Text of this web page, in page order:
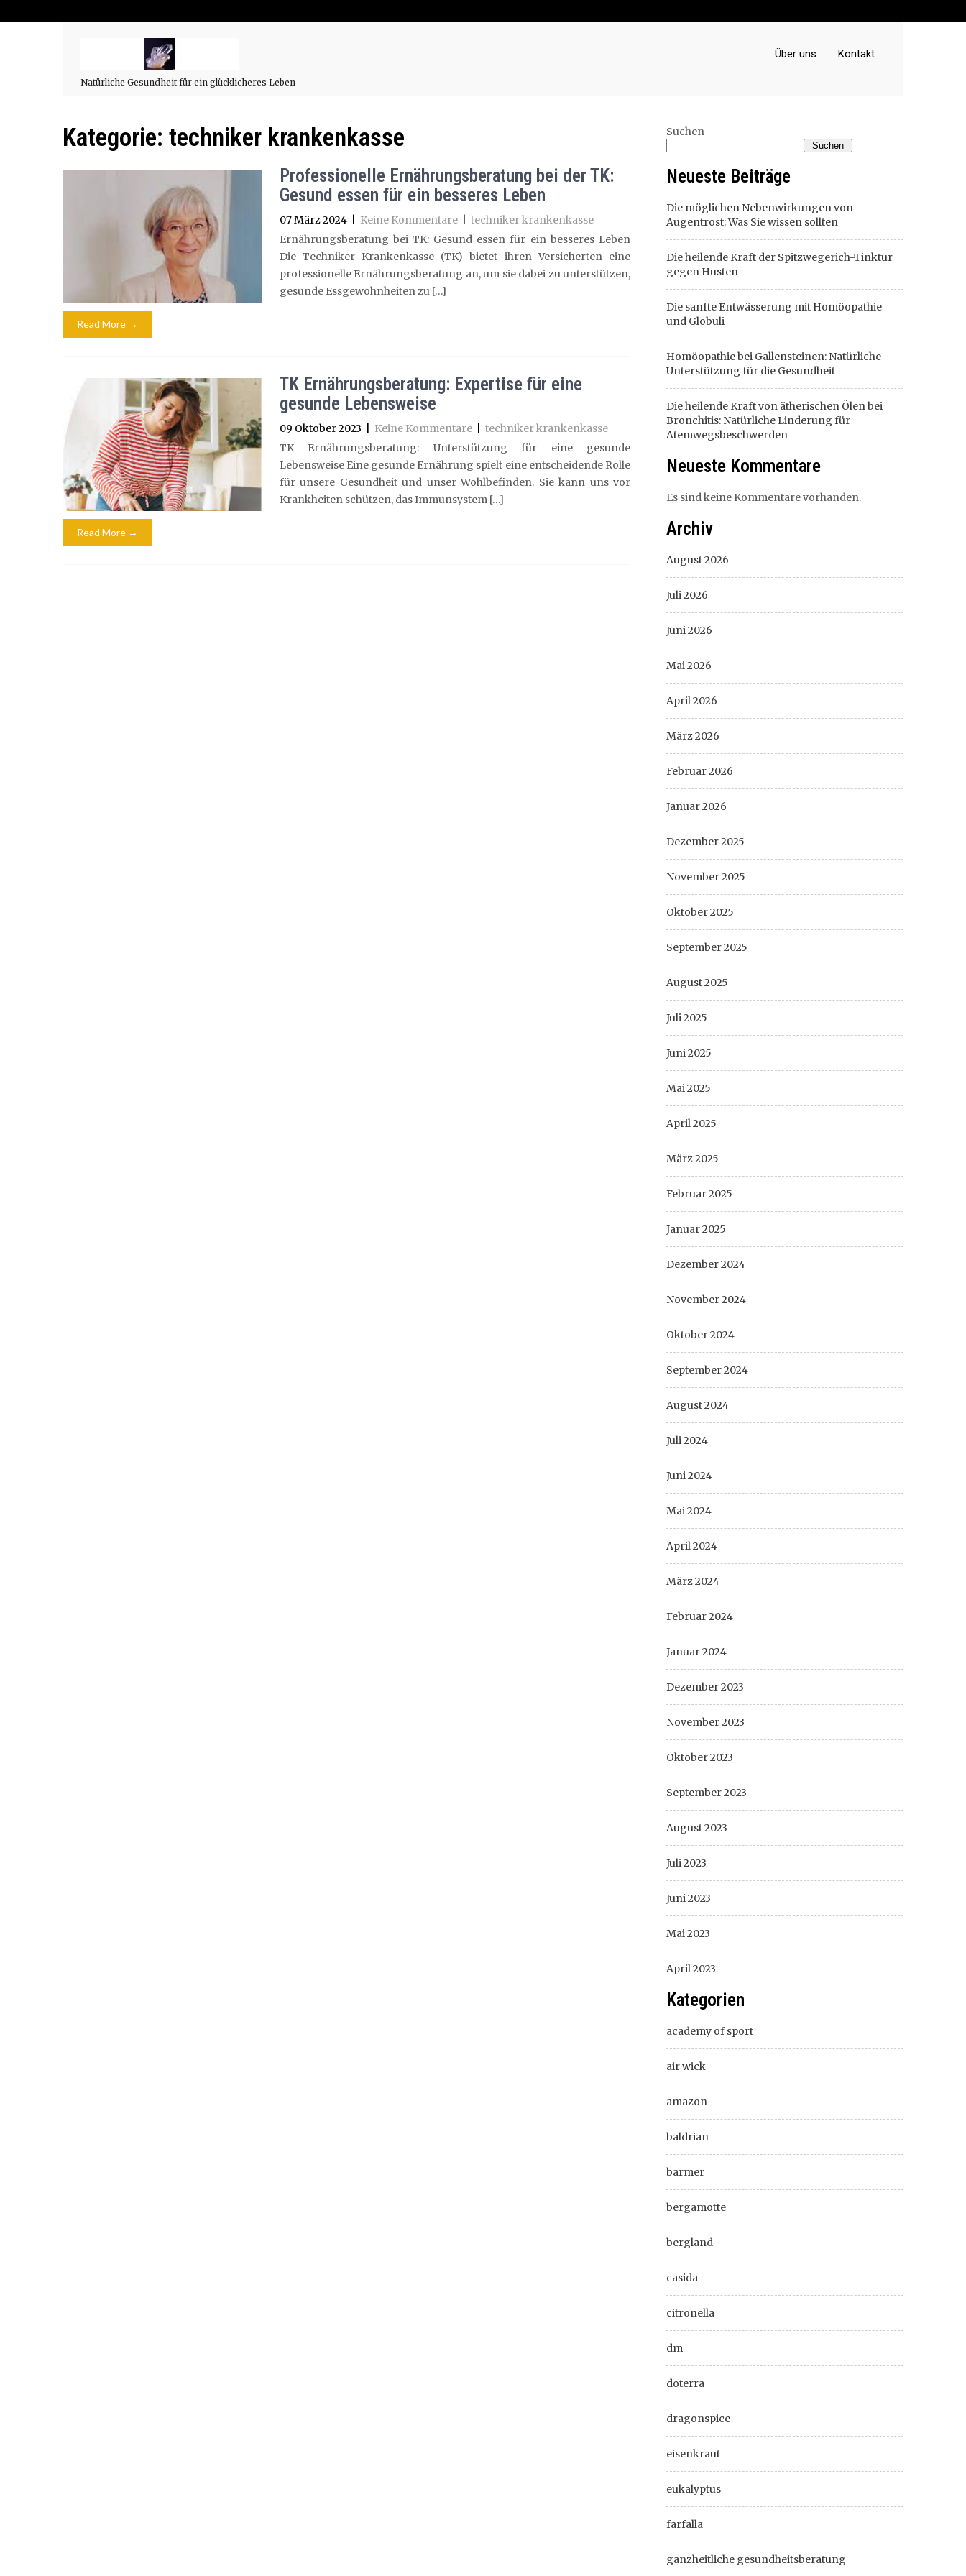
Natürliche Gesundheit für ein glücklicheres Leben
Über uns Kontakt
Kategorie: techniker krankenkasse
Professionelle Ernährungsberatung bei der TK:
Gesund essen für ein besseres Leben
07 März 2024 Keine Kommentare
techniker krankenkasse
Ernährungsberatung bei TK: Gesund essen für ein besseres Leben
Die Techniker Krankenkasse (TK) bietet ihren Versicherten eine
professionelle Ernährungsberatung an, um sie dabei zu unterstützen,
gesunde Essgewohnheiten zu […]
Read More →
TK Ernährungsberatung: Expertise für eine
gesunde Lebensweise
09 Oktober 2023 Keine Kommentare
techniker krankenkasse
TK Ernährungsberatung: Unterstützung für eine gesunde
Lebensweise Eine gesunde Ernährung spielt eine entscheidende Rolle
für unsere Gesundheit und unser Wohlbefinden. Sie kann uns vor
Krankheiten schützen, das Immunsystem […]
Read More →
Suchen
Suchen
Neueste Beiträge
Die möglichen Nebenwirkungen von
Augentrost: Was Sie wissen sollten
Die heilende Kraft der Spitzwegerich-Tinktur
gegen Husten
Die sanfte Entwässerung mit Homöopathie
und Globuli
Homöopathie bei Gallensteinen: Natürliche
Unterstützung für die Gesundheit
Die heilende Kraft von ätherischen Ölen bei
Bronchitis: Natürliche Linderung für
Atemwegsbeschwerden
Neueste Kommentare
Es sind keine Kommentare vorhanden.
Archiv
August 2026
Juli 2026
Juni 2026
Mai 2026
April 2026
März 2026
Februar 2026
Januar 2026
Dezember 2025
November 2025
Oktober 2025
September 2025
August 2025
Juli 2025
Juni 2025
Mai 2025
April 2025
März 2025
Februar 2025
Januar 2025
Dezember 2024
November 2024
Oktober 2024
September 2024
August 2024
Juli 2024
Juni 2024
Mai 2024
April 2024
März 2024
Februar 2024
Januar 2024
Dezember 2023
November 2023
Oktober 2023
September 2023
August 2023
Juli 2023
Juni 2023
Mai 2023
April 2023
Kategorien
academy of sport
air wick
amazon
baldrian
barmer
bergamotte
bergland
casida
citronella
dm
doterra
dragonspice
eisenkraut
eukalyptus
farfalla
ganzheitliche gesundheitsberatung